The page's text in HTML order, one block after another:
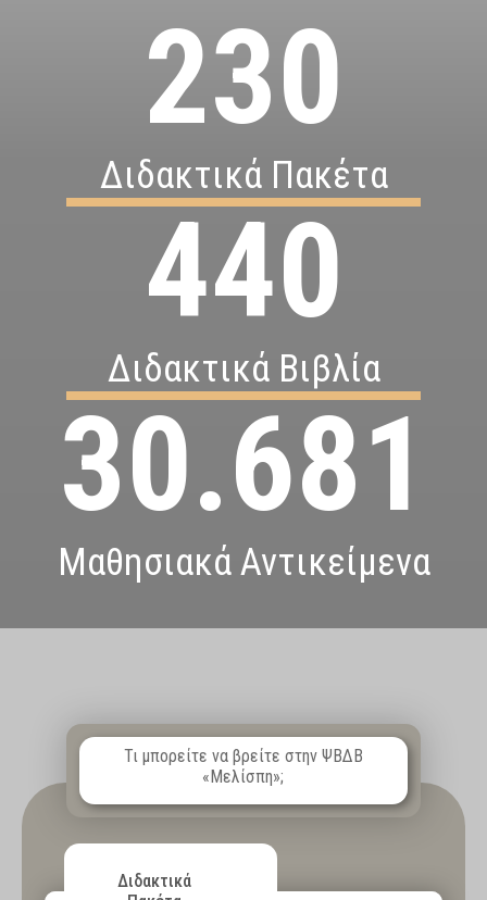
230
Διδακτικά Πακέτα
440
Διδακτικά Βιβλία
30.681
Μαθησιακά Αντικείμενα
Τι μπορείτε να βρείτε στην ΨΒΔΒ
«Μελίσπη»;
Διδακτικά